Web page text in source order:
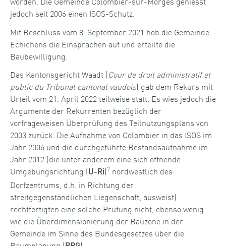
jedoch seit 2006 einen ISOS-Schutz.
Mit Beschluss vom 8. September 2021 hob die Gemeinde
Echichens die Einsprachen auf und erteilte die
Baubewilligung.
Das Kantonsgericht Waadt (Cour de droit administratif et
public du Tribunal cantonal vaudois) gab dem Rekurs mit
Urteil vom 21. April 2022 teilweise statt. Es wies jedoch die
Argumente der Rekurrenten bezüglich der
vorfrageweisen Überprüfung des Teilnutzungsplans von
2003 zurück. Die Aufnahme von Colombier in das ISOS im
Jahr 2006 und die durchgeführte Bestandsaufnahme im
Jahr 2012 (die unter anderem eine sich öffnende
Umgebungsrichtung (U-Ri)7 nordwestlich des
Dorfzentrums, d.h. in Richtung der
streitgegenständlichen Liegenschaft, ausweist)
rechtfertigten eine solche Prüfung nicht, ebenso wenig
wie die Überdimensionierung der Bauzone in der
Gemeinde im Sinne des Bundesgesetzes über die